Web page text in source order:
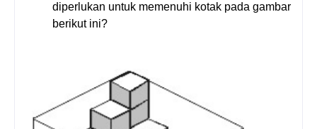
diperlukan untuk memenuhi kotak pada gambar
berikut ini?